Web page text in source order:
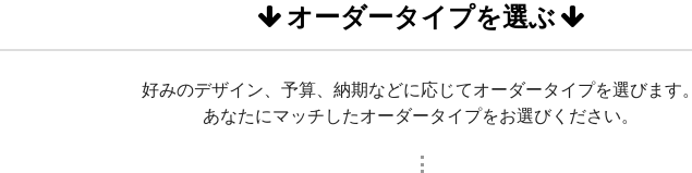
オーダータイプを選ぶ
好みのデザイン、予算、納期などに応じてオーダータイプを選びます。
あなたにマッチしたオーダータイプをお選びください。